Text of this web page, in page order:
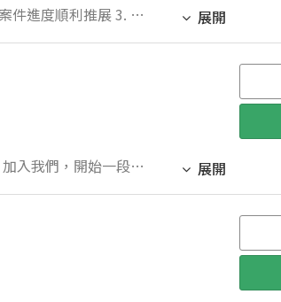
律、心理學背景者尤佳。）
展開
入我們，開始一段挑
情締造真相。 準備好
展開